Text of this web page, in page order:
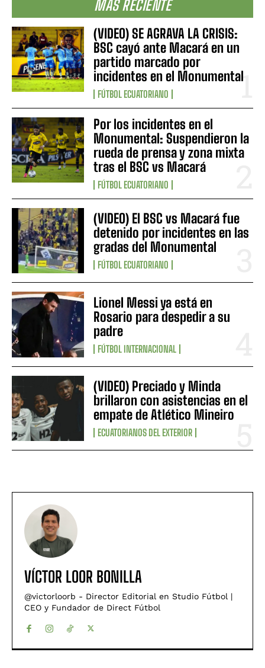
MÁS RECIENTE
(VIDEO) SE AGRAVA LA CRISIS:
BSC cayó ante Macará en un
partido marcado por
incidentes en el Monumental
FÚTBOL ECUATORIANO
Por los incidentes en el
Monumental: Suspendieron la
rueda de prensa y zona mixta
tras el BSC vs Macará
FÚTBOL ECUATORIANO
(VIDEO) El BSC vs Macará fue
detenido por incidentes en las
gradas del Monumental
FÚTBOL ECUATORIANO
Lionel Messi ya está en
Rosario para despedir a su
padre
FÚTBOL INTERNACIONAL
(VIDEO) Preciado y Minda
brillaron con asistencias en el
empate de Atlético Mineiro
ECUATORIANOS DEL EXTERIOR
VÍCTOR LOOR BONILLA
@victorloorb - Director Editorial en Studio Fútbol |
CEO y Fundador de Direct Fútbol